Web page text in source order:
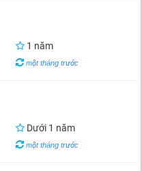
1 năm
một tháng trước
Dưới 1 năm
một tháng trước